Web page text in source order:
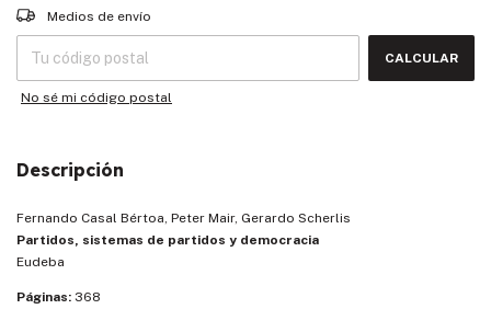
Entregas para el CP:
Medios de envío
CALCULAR
No sé mi código postal
Descripción
Fernando Casal Bértoa, Peter Mair, Gerardo Scherlis
Partidos, sistemas de partidos y democracia
Eudeba
Páginas: 368